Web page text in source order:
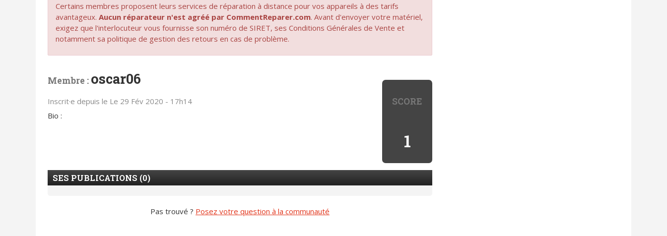
Certains membres proposent leurs services de réparation à distance pour vos appareils à des tarifs
avantageux. Aucun réparateur n'est agréé par CommentReparer.com. Avant d'envoyer votre matériel,
exigez que l'interlocuteur vous fournisse son numéro de SIRET, ses Conditions Générales de Vente et
notamment sa politique de gestion des retours en cas de problème.
SCORE
1
Membre : oscar06
Inscrit·e depuis le Le 29 Fév 2020 - 17h14
Bio :
SES PUBLICATIONS (0)
Pas trouvé ? Posez votre question à la communauté